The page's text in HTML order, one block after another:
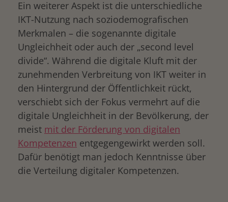
Ein weiterer Aspekt ist die unterschiedliche
IKT-Nutzung nach soziodemografischen
Merkmalen – die sogenannte digitale
Ungleichheit oder auch der „second level
divide“. Während die digitale Kluft mit der
zunehmenden Verbreitung von IKT weiter in
den Hintergrund der Öffentlichkeit rückt,
verschiebt sich der Fokus vermehrt auf die
digitale Ungleichheit in der Bevölkerung, der
meist mit der Förderung von digitalen
Kompetenzen entgegengewirkt werden soll.
Dafür benötigt man jedoch Kenntnisse über
die Verteilung digitaler Kompetenzen.